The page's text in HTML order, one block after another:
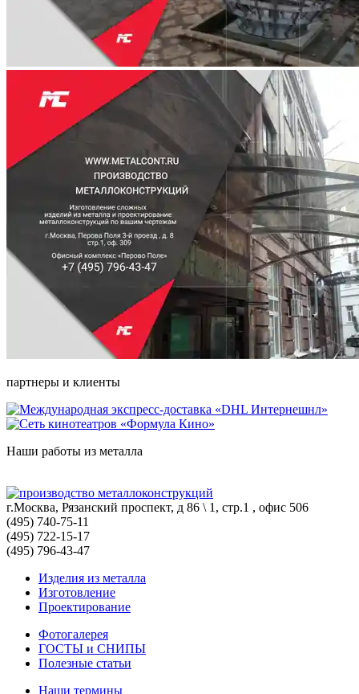
партнеры и клиенты
Наши работы из металла
г.Москва, Рязанский проспект, д 86 \ 1, стр.1 , офис 506
(495) 740-75-11
(495) 722-15-17
(495) 796-43-47
Изделия из металла
Изготовление
Проектирование
Фотогалерея
ГОСТЫ и СНИПЫ
Полезные статьи
Наши термины